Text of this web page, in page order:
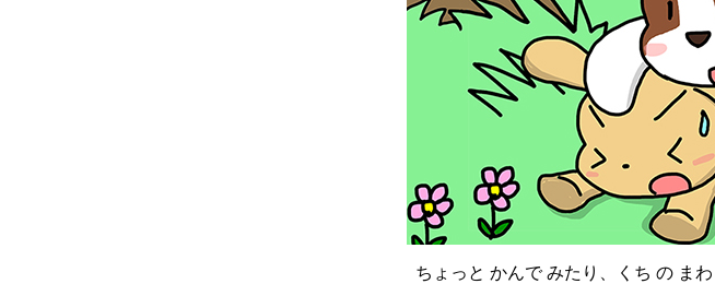
ちょっと かんで みたり、くち の ま